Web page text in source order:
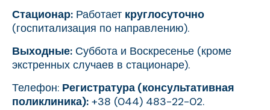
Стационар: Работает круглосуточно
(госпитализация по направлению).
Выходные: Суббота и Воскресенье (кроме
экстренных случаев в стационаре).
Телефон: Регистратура (консультативная
поликлиника): +38 (044) 483-22-02.